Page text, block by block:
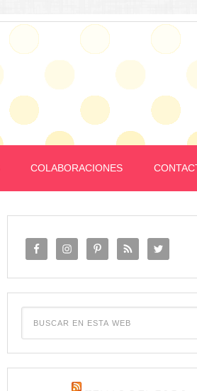
COLABORACIONES